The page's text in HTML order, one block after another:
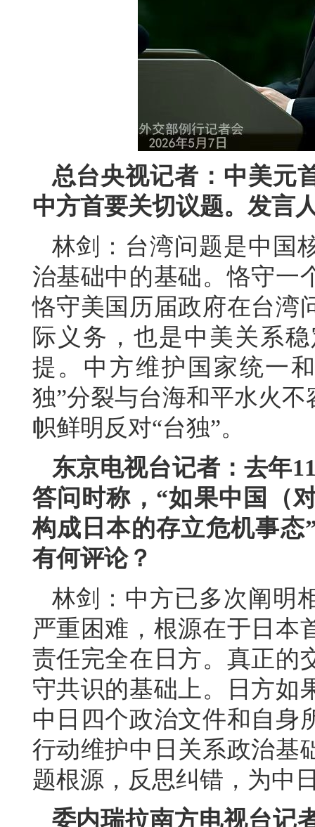
总台央视记者：中美元
中方首要关切议题。发言
林剑：台湾问题是中国
治基础中的基础。恪守一
恪守美国历届政府在台湾
际义务，也是中美关系
提。中方维护国家统一
独”分裂与台海和平水火
帜鲜明反对“台独”。
东京电视台记者：去年
答问时称，“如果中国（
构成日本的存立危机事
有何评论？
林剑：中方已多次阐明
严重困难，根源在于日本
责任完全在日方。真正的
守共识的基础上。日方如
中日四个政治文件和自身
行动维护中日关系政治基
题根源，反思纠错，为中
委内瑞拉南方电视台记